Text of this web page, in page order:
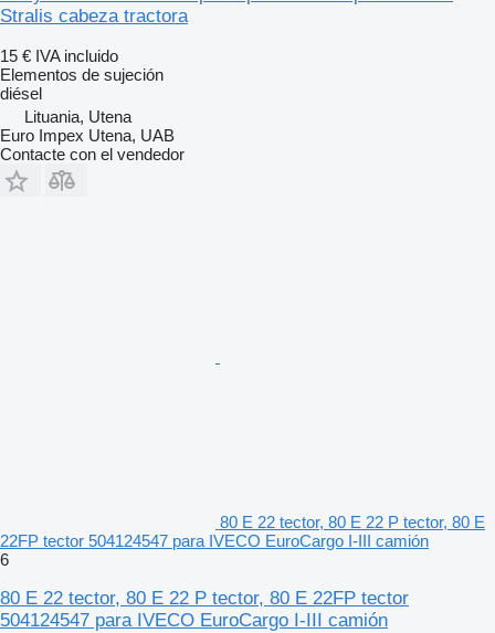
Stralis cabeza tractora
15 € IVA incluido
Elementos de sujeción
diésel
Lituania, Utena
Euro Impex Utena, UAB
Contacte con el vendedor
80 E 22 tector, 80 E 22 P tector, 80 E
22FP tector 504124547 para IVECO EuroCargo I-III camión
6
80 E 22 tector, 80 E 22 P tector, 80 E 22FP tector
504124547 para IVECO EuroCargo I-III camión